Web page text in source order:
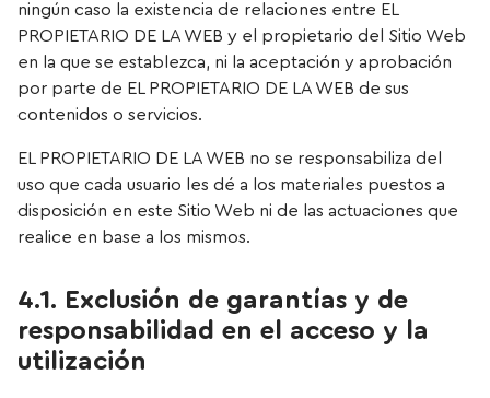
ningún caso la existencia de relaciones entre EL
PROPIETARIO DE LA WEB y el propietario del Sitio Web
en la que se establezca, ni la aceptación y aprobación
por parte de EL PROPIETARIO DE LA WEB de sus
contenidos o servicios.
EL PROPIETARIO DE LA WEB no se responsabiliza del
uso que cada usuario les dé a los materiales puestos a
disposición en este Sitio Web ni de las actuaciones que
realice en base a los mismos.
4.1. Exclusión de garantías y de
responsabilidad en el acceso y la
utilización